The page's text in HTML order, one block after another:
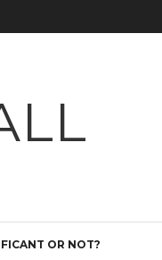
OR NOT?